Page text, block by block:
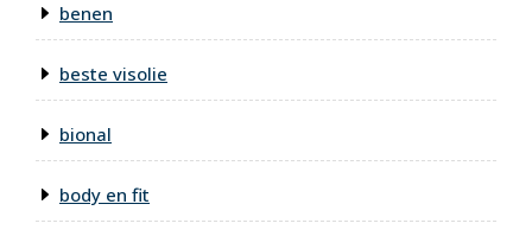
benen
beste visolie
bional
body en fit